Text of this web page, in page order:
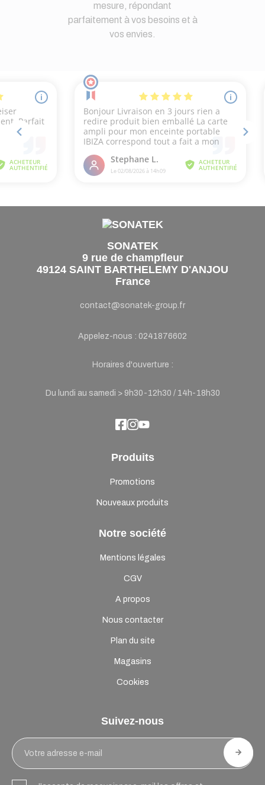
mesure, répondant
parfaitement à vos besoins et à
vos envies.
SONATEK
9 rue de champfleur
49124 SAINT BARTHELEMY D'ANJOU
France
contact@sonatek-group.fr
Appelez-nous : 0241876602
Horaires d'ouverture :
Du lundi au samedi > 9h30-12h30 / 14h-18h30
Produits
Promotions
Nouveaux produits
Notre société
Mentions légales
CGV
A propos
Nous contacter
Plan du site
Magasins
Cookies
Suivez-nous